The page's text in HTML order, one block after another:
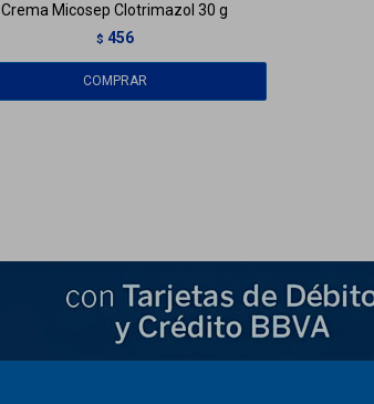
Crema Micosep Clotrimazol 30 g
$ 456